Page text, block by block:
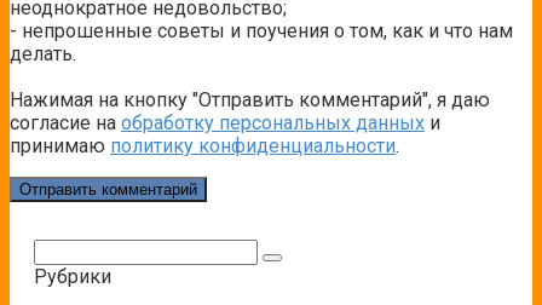
неоднократное недовольство;
- непрошенные советы и поучения о том, как и что нам
делать.
Нажимая на кнопку "Отправить комментарий", я даю
согласие на обработку персональных данных и
принимаю политику конфиденциальности.
Рубрики